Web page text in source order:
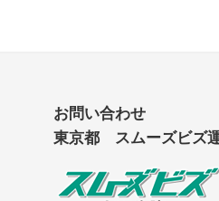
お問い合わせ
東京都 スムーズビズ